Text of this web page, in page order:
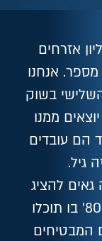
אזרחים
אנחנו
בשוק
ממנו
הם עובדים
גיל.
גאים להציג
בפניכם את מתחם '40 מתחת ל-80' בו תוכלו
המבטיחים